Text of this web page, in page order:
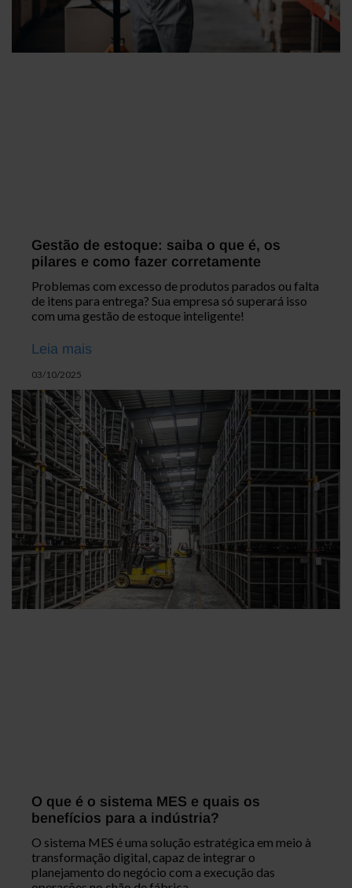
Gestão de estoque: saiba o que é, os
pilares e como fazer corretamente
Problemas com excesso de produtos parados ou falta
de itens para entrega? Sua empresa só superará isso
com uma gestão de estoque inteligente!
Leia mais
03/10/2025
O que é o sistema MES e quais os
benefícios para a indústria?
O sistema MES é uma solução estratégica em meio à
transformação digital, capaz de integrar o
planejamento do negócio com a execução das